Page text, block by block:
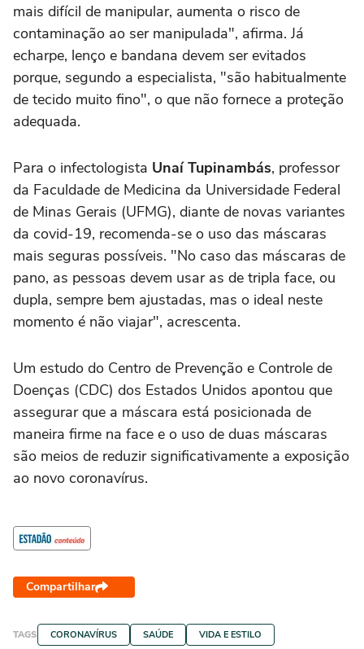
mais difícil de manipular, aumenta o risco de
contaminação ao ser manipulada", afirma. Já
echarpe, lenço e bandana devem ser evitados
porque, segundo a especialista, "são habitualmente
de tecido muito fino", o que não fornece a proteção
adequada.
Para o infectologista Unaí Tupinambás, professor
da Faculdade de Medicina da Universidade Federal
de Minas Gerais (UFMG), diante de novas variantes
da covid-19, recomenda-se o uso das máscaras
mais seguras possíveis. "No caso das máscaras de
pano, as pessoas devem usar as de tripla face, ou
dupla, sempre bem ajustadas, mas o ideal neste
momento é não viajar", acrescenta.
Um estudo do Centro de Prevenção e Controle de
Doenças (CDC) dos Estados Unidos apontou que
assegurar que a máscara está posicionada de
maneira firme na face e o uso de duas máscaras
são meios de reduzir significativamente a exposição
ao novo coronavírus.
Compartilhar
TAGS CORONAVÍRUS SAÚDE VIDA E ESTILO